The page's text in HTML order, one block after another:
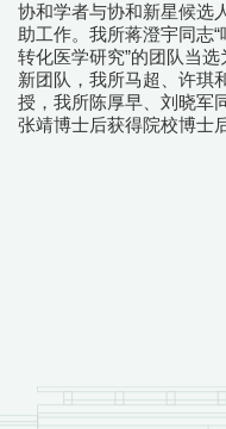
协和学者与协和新星候选
助工作。我所蒋澄宇同志
转化医学研究”的团队当选
新团队，我所马超、许琪
授，我所陈厚早、刘晓军
张靖博士后获得院校博士
人力